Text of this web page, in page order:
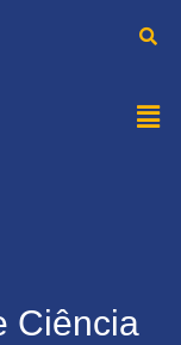
Ciência